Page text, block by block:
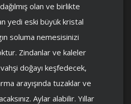
olan ve birlikte
yedi eski büyük kristal
soluma nemesisinizi
Zindanlar ve kaleler
doğayı keşfedecek,
arayışında tuzaklar ve
Aylar alabilir. Yıllar